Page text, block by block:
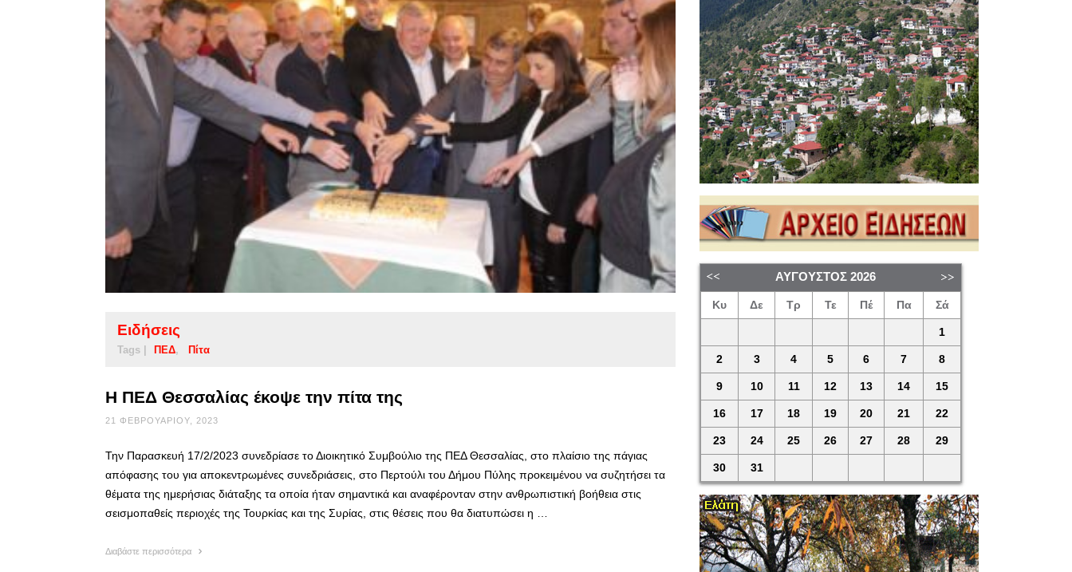
Ειδήσεις
Tags | ΠΕΔ Πίτα
Η ΠΕΔ Θεσσαλίας έκοψε την πίτα της
21 ΦΕΒΡΟΥΑΡΊΟΥ, 2023
Την Παρασκευή 17/2/2023 συνεδρίασε το Διοικητικό Συμβούλιο της ΠΕΔ Θεσσαλίας, στο πλαίσιο της πάγιας
απόφασης του για αποκεντρωμένες συνεδριάσεις, στο Περτούλι του Δήμου Πύλης προκειμένου να συζητήσει τα
θέματα της ημερήσιας διάταξης τα οποία ήταν σημαντικά και αναφέρονταν στην ανθρωπιστική βοήθεια στις
σεισμοπαθείς περιοχές της Τουρκίας και της Συρίας, στις θέσεις που θα διατυπώσει η …
Διαβάστε περισσότερα
ΑΎΓΟΥΣΤΟΣ 2026
Κυ Δε Τρ Τε Πέ Πα Σά
1
2 3 4 5 6 7 8
9 10 11 12 13 14 15
16 17 18 19 20 21 22
23 24 25 26 27 28 29
30 31